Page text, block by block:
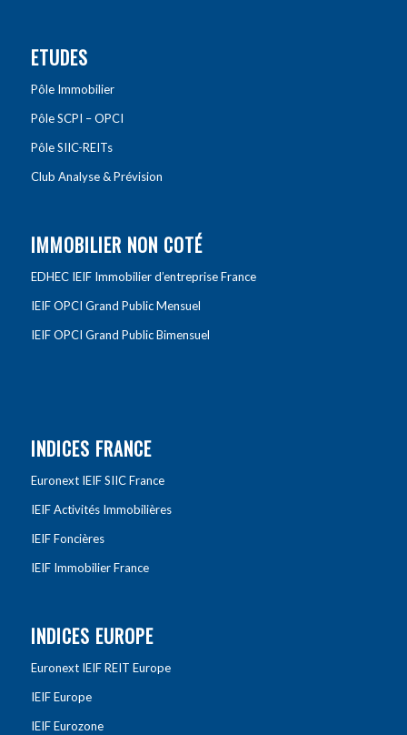
ETUDES
Pôle Immobilier
Pôle SCPI – OPCI
Pôle SIIC-REITs
Club Analyse & Prévision
IMMOBILIER NON COTÉ
EDHEC IEIF Immobilier d’entreprise France
IEIF OPCI Grand Public Mensuel
IEIF OPCI Grand Public Bimensuel
INDICES FRANCE
Euronext IEIF SIIC France
IEIF Activités Immobilières
IEIF Foncières
IEIF Immobilier France
INDICES EUROPE
Euronext IEIF REIT Europe
IEIF Europe
IEIF Eurozone